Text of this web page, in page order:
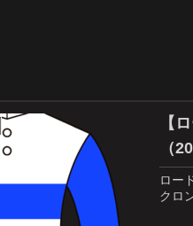
【
（
ロー
クロ